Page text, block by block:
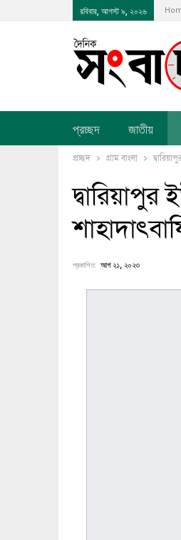
রবিবার, আগস্ট ৯, ২০২৬
প্রচ্ছদ জাতীয়
প্রচ্ছদ গ্রাম বাংলা
প্রকাশিত: আগ ২১, ২০২৩